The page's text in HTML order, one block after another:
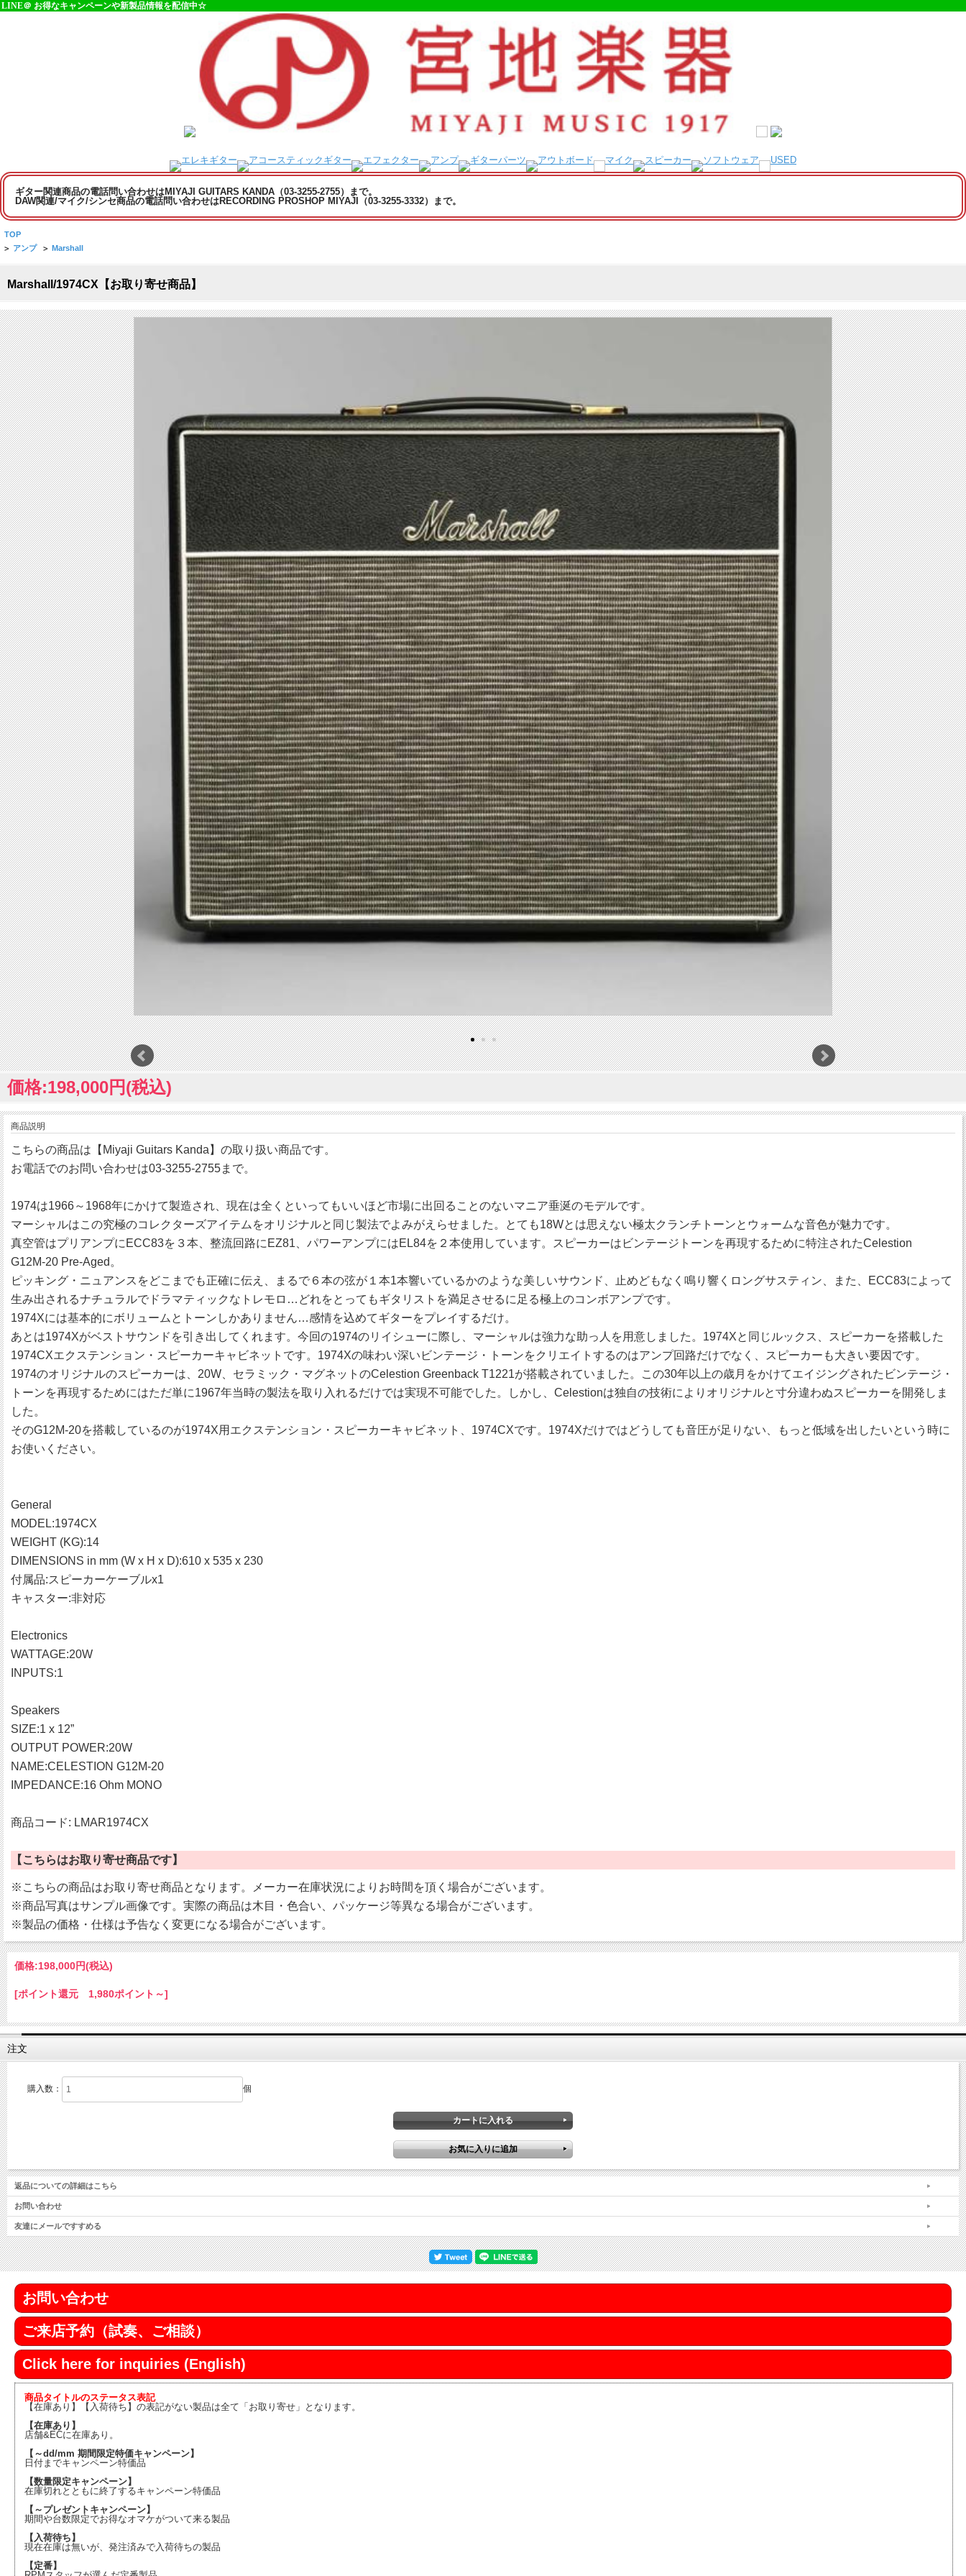
LINE＠ お得なキャンペーンや新製品情報を配信中☆
ギター関連商品の電話問い合わせはMIYAJI GUITARS KANDA（03-3255-2755）まで。
DAW関連/マイク/シンセ商品の電話問い合わせはRECORDING PROSHOP MIYAJI（03-3255-3332）まで。
TOP
> アンプ > Marshall
Marshall/1974CX【お取り寄せ商品】
価格:198,000円(税込)
商品説明
こちらの商品は【Miyaji Guitars Kanda】の取り扱い商品です。
お電話でのお問い合わせは03-3255-2755まで。
1974は1966～1968年にかけて製造され、現在は全くといってもいいほど市場に出回ることのないマニア垂涎のモデルです。
マーシャルはこの究極のコレクターズアイテムをオリジナルと同じ製法でよみがえらせました。とても18Wとは思えない極太クランチトーンとウォームな音色が魅力です。
真空管はプリアンプにECC83を３本、整流回路にEZ81、パワーアンプにはEL84を２本使用しています。スピーカーはビンテージトーンを再現するために特注されたCelestion
G12M-20 Pre-Aged。
ピッキング・ニュアンスをどこまでも正確に伝え、まるで６本の弦が１本1本響いているかのような美しいサウンド、止めどもなく鳴り響くロングサスティン、また、ECC83によって
生み出されるナチュラルでドラマティックなトレモロ…どれをとってもギタリストを満足させるに足る極上のコンボアンプです。
1974Xには基本的にボリュームとトーンしかありません…感情を込めてギターをプレイするだけ。
あとは1974Xがベストサウンドを引き出してくれます。今回の1974のリイシューに際し、マーシャルは強力な助っ人を用意しました。1974Xと同じルックス、スピーカーを搭載した
1974CXエクステンション・スピーカーキャビネットです。1974Xの味わい深いビンテージ・トーンをクリエイトするのはアンプ回路だけでなく、スピーカーも大きい要因です。
1974のオリジナルのスピーカーは、20W、セラミック・マグネットのCelestion Greenback T1221が搭載されていました。この30年以上の歳月をかけてエイジングされたビンテージ・
トーンを再現するためにはただ単に1967年当時の製法を取り入れるだけでは実現不可能でした。しかし、Celestionは独自の技術によりオリジナルと寸分違わぬスピーカーを開発しま
した。
そのG12M-20を搭載しているのが1974X用エクステンション・スピーカーキャビネット、1974CXです。1974Xだけではどうしても音圧が足りない、もっと低域を出したいという時に
お使いください。
General
MODEL:1974CX
WEIGHT (KG):14
DIMENSIONS in mm (W x H x D):610 x 535 x 230
付属品:スピーカーケーブルx1
キャスター:非対応
Electronics
WATTAGE:20W
INPUTS:1
Speakers
SIZE:1 x 12”
OUTPUT POWER:20W
NAME:CELESTION G12M-20
IMPEDANCE:16 Ohm MONO
商品コード: LMAR1974CX
【こちらはお取り寄せ商品です】
※こちらの商品はお取り寄せ商品となります。メーカー在庫状況によりお時間を頂く場合がございます。
※商品写真はサンプル画像です。実際の商品は木目・色合い、パッケージ等異なる場合がございます。
※製品の価格・仕様は予告なく変更になる場合がございます。
価格:198,000円(税込)
[ポイント還元 1,980ポイント～]
注文
購入数： 個
返品についての詳細はこちら
お問い合わせ
友達にメールですすめる
お問い合わせ
ご来店予約（試奏、ご相談）
Click here for inquiries (English)
商品タイトルのステータス表記
【在庫あり】【入荷待ち】の表記がない製品は全て「お取り寄せ」となります。
【在庫あり】
店舗&ECに在庫あり。
【～dd/mm 期間限定特価キャンペーン】
日付までキャンペーン特価品
【数量限定キャンペーン】
在庫切れとともに終了するキャンペーン特価品
【～プレゼントキャンペーン】
期間や台数限定でお得なオマケがついて来る製品
【入荷待ち】
現在在庫は無いが、発注済みで入荷待ちの製品
【定番】